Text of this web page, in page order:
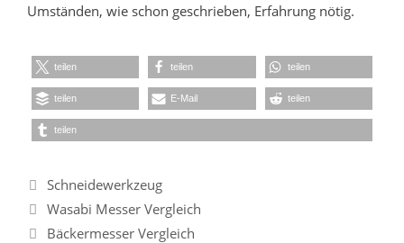
Umständen, wie schon geschrieben, Erfahrung nötig.
teilen teilen teilen
teilen E-Mail teilen
teilen
Kategorien
Schneidewerkzeug
Wasabi Messer Vergleich
Bäckermesser Vergleich